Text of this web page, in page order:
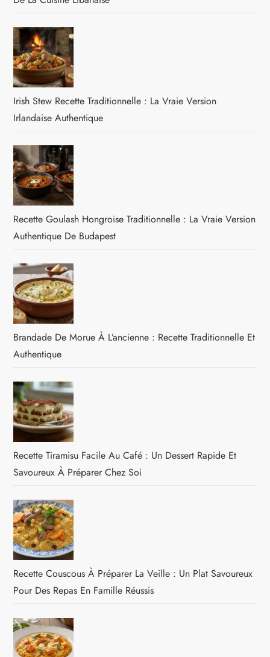
Irish Stew Recette Traditionnelle : La Vraie Version
Irlandaise Authentique
Recette Goulash Hongroise Traditionnelle : La Vraie Version
Authentique De Budapest
Brandade De Morue À L’ancienne : Recette Traditionnelle Et
Authentique
Recette Tiramisu Facile Au Café : Un Dessert Rapide Et
Savoureux À Préparer Chez Soi
Recette Couscous À Préparer La Veille : Un Plat Savoureux
Pour Des Repas En Famille Réussis